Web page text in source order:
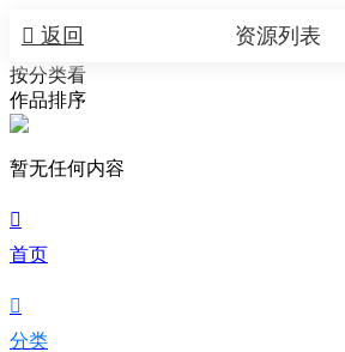
 返回 资源列表
按分类看
作品排序
暂无任何内容

首页

分类